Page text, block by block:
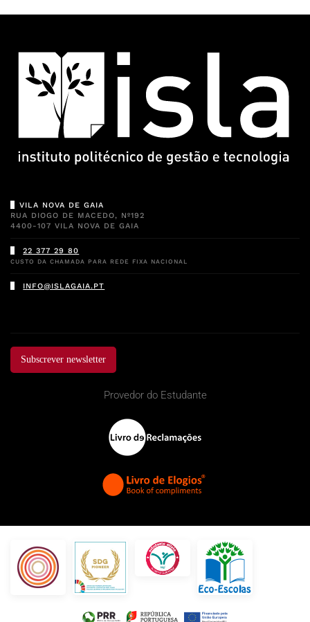
VILA NOVA DE GAIA
RUA DIOGO DE MACEDO, Nº192
4400-107 VILA NOVA DE GAIA
22 377 29 80
CUSTO DA CHAMADA PARA REDE FIXA NACIONAL
INFO@ISLAGAIA.PT
Subscrever newsletter
Provedor do Estudante